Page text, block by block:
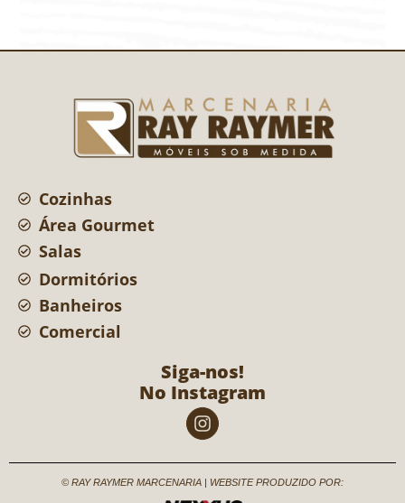
Cozinhas
Área Gourmet
Salas
Dormitórios
Banheiros
Comercial
Siga-nos!
No Instagram
© RAY RAYMER MARCENARIA | WEBSITE PRODUZIDO POR: